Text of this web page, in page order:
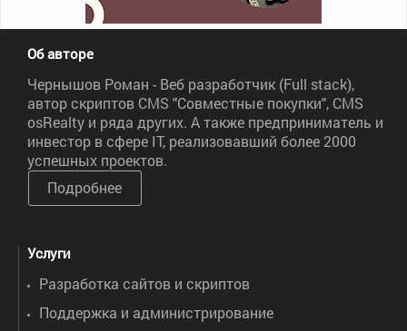
Об авторе
Чернышов Роман - Веб разработчик (Full stack),
автор скриптов CMS "Совместные покупки", CMS
osRealty и ряда других. А также предприниматель и
инвестор в сфере IT, реализовавший более 2000
успешных проектов.
Подробнее
Услуги
Разработка сайтов и скриптов
Поддержка и администрирование